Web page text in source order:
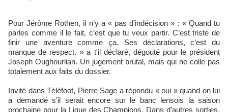
Pour Jérôme Rothen, il n’y a « pas d’indécision » : « Quand tu
parles comme il le fait, c’est que tu veux partir. C’est triste de
finir une aventure comme ça. Ses déclarations, c’est du
manque de respect. » a t'il déclaré, dégouté pour le président
Joseph Oughourlian. Un jugement brutal, mais qui ne colle pas
totalement aux faits du dossier.
Invité dans Téléfoot, Pierre Sage a répondu « oui » quand on lui
a demandé s’il serait encore sur le banc lensois la saison
prochaine pour la Ligue des Champions. Dans d’autres sorties,